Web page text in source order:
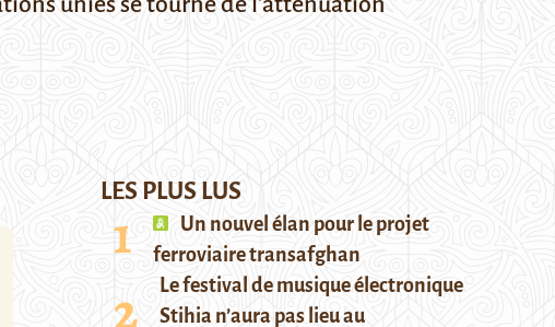
LES PLUS LUS
Un nouvel élan pour le projet
ferroviaire transafghan
Le festival de musique électronique
Stihia n’aura pas lieu au